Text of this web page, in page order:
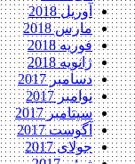
آوریل 2018
مارس 2018
فوریه 2018
ژانویه 2018
دسامبر 2017
نوامبر 2017
سپتامبر 2017
آگوست 2017
جولای 2017